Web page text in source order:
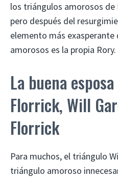
los triángulos amorosos de
pero después del
elemento más
amorosos es la propia Rory.
La buena
Florrick, Will
Florrick
Para muchos, el triángulo
triángulo amoroso